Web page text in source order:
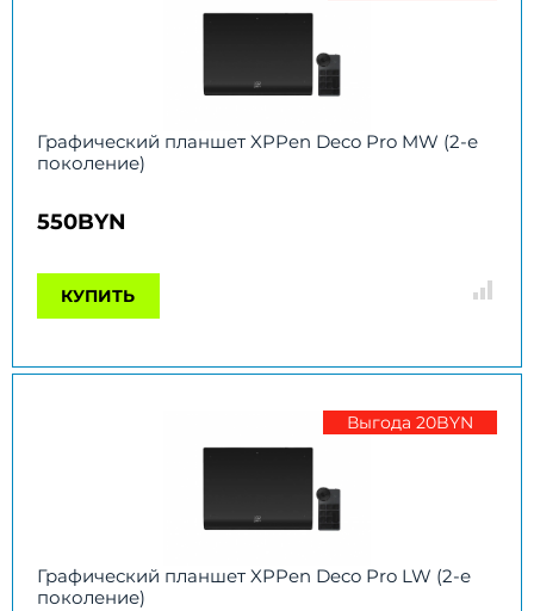
Графический планшет XPPen Deco Pro MW (2-е
поколение)
550BYN
КУПИТЬ
Выгода 20BYN
Графический планшет XPPen Deco Pro LW (2-е
поколение)